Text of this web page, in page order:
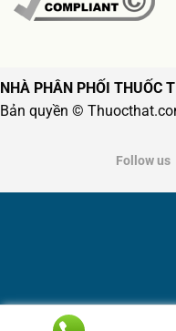
NHÀ PHÂN PHỐI THUỐC
Bản quyền ©
Follow us